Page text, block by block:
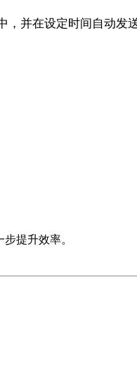
并在设定时间自动
提升效率。